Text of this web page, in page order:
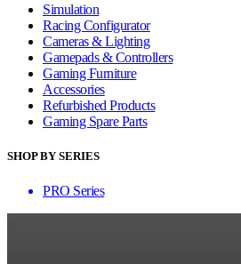
Simulation
Racing Configurator
Cameras & Lighting
Gamepads & Controllers
Gaming Furniture
Accessories
Refurbished Products
Gaming Spare Parts
SHOP BY SERIES
PRO Series